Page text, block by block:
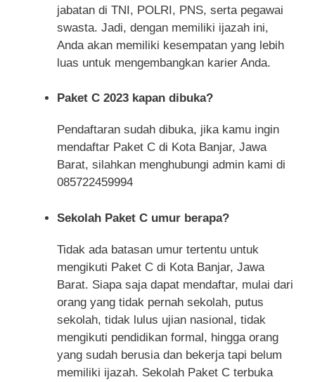
jabatan di TNI, POLRI, PNS, serta pegawai
swasta. Jadi, dengan memiliki ijazah ini,
Anda akan memiliki kesempatan yang lebih
luas untuk mengembangkan karier Anda.
Paket C 2023 kapan dibuka?
Pendaftaran sudah dibuka, jika kamu ingin
mendaftar Paket C di Kota Banjar, Jawa
Barat, silahkan menghubungi admin kami di
085722459994
Sekolah Paket C umur berapa?
Tidak ada batasan umur tertentu untuk
mengikuti Paket C di Kota Banjar, Jawa
Barat. Siapa saja dapat mendaftar, mulai dari
orang yang tidak pernah sekolah, putus
sekolah, tidak lulus ujian nasional, tidak
mengikuti pendidikan formal, hingga orang
yang sudah berusia dan bekerja tapi belum
memiliki ijazah. Sekolah Paket C terbuka